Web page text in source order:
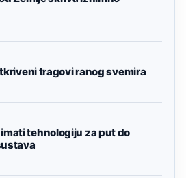
tragovi ranog svemira
tehnologiju za put do